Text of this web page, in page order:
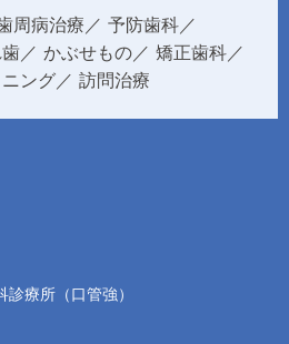
周病治療
予防歯科
かぶせもの
矯正歯科
ング
訪問治療
療所（口管強）